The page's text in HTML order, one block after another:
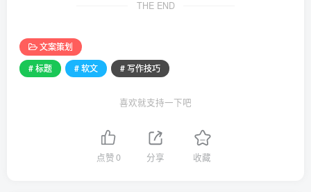
THE END
文案策划
# 标题
# 软文 # 写作技巧
喜欢就支持一下吧
点赞0 分享 收藏